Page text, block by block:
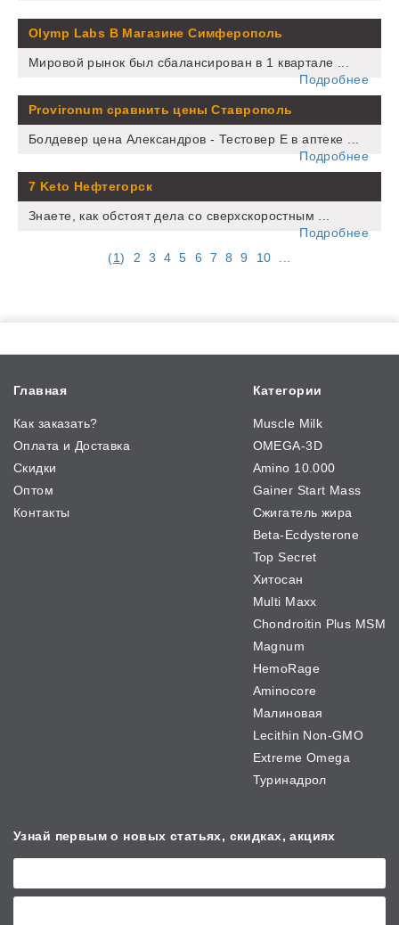
Olymp Labs В Магазине Симферополь
Мировой рынок был сбалансирован в 1 квартале ...
Подробнее
Provironum сравнить цены Ставрополь
Болдевер цена Александров - Тестовер Е в аптеке ...
Подробнее
7 Keto Нефтегорск
Знаете, как обстоят дела со сверхскоростным ...
Подробнее
(1) 2 3 4 5 6 7 8 9 10 ...
Главная
Как заказать?
Оплата и Доставка
Скидки
Оптом
Контакты
Категории
Muscle Milk
OMEGA-3D
Amino 10.000
Gainer Start Mass
Сжигатель жира
Beta-Ecdysterone
Top Secret
Хитосан
Multi Maxx
Chondroitin Plus MSM
Magnum
HemoRage
Aminocore
Малиновая
Lecithin Non-GMO
Extreme Omega
Туринадрол
Узнай первым о новых статьях, скидках, акциях